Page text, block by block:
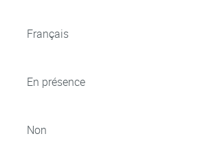
Français
En présence
Non